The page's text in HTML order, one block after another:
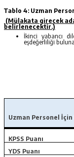
Tablo 4: Uzman
(Mülakata girecek
belirlenecektir.)
İkinci yabancı
eşdeğerliliği
Uzman Personel
KPSS Puanı
YDS Puanı